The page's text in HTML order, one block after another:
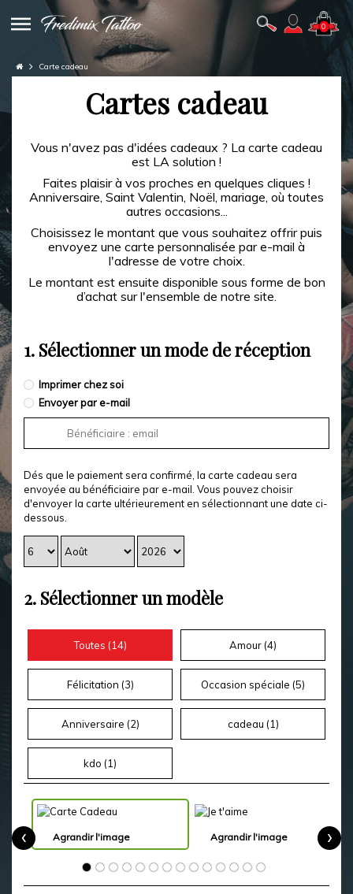
0
Carte cadeau
Cartes cadeau
Vous n'avez pas d'idées cadeaux ? La carte cadeau
est LA solution !
Faites plaisir à vos proches en quelques cliques !
Anniversaire, Saint Valentin, Noël, mariage, où toutes
autres occasions...
Choisissez le montant que vous souhaitez offrir puis
envoyez une carte personnalisée par e-mail à
l'adresse de votre choix.
Le montant est ensuite disponible sous forme de bon
d’achat sur l'ensemble de notre site.
1. Sélectionner un mode de réception
Imprimer chez soi
Envoyer par e-mail
Dés que le paiement sera confirmé, la carte cadeau sera
envoyée au bénéficiaire par e-mail. Vous pouvez choisir
d'envoyer la carte ultérieurement en sélectionnant une date ci-
dessous.
2. Sélectionner un modèle
Toutes (14) Amour (4)
Félicitation (3) Occasion spéciale (5)
Anniversaire (2) cadeau (1)
kdo (1)
Agrandir l'image Agrandir l'image
‹ ›